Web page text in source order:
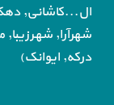
ال...کاشانی,
شهرآرا,
درکه, ایوانک)